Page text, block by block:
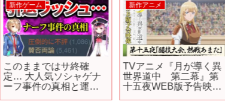
新作ゲーム
このままではサ終確
定… 大人気ソシャゲナ
ーフ事件の真相と運営
新作アニメ
TVアニメ『月が導く異
世界道中 第二幕』第
十五夜WEB版予告映像